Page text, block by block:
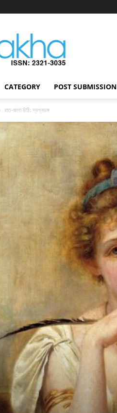
Hatpakha
CATEGORY POST SUBMISSION
রাত-জাগা চিঠি: স্বপ্নভঙ্গ